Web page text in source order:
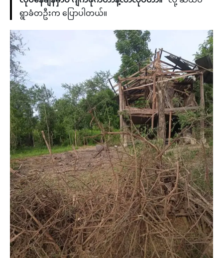
ရွာခံတဦးက ပြောပါတယ်။